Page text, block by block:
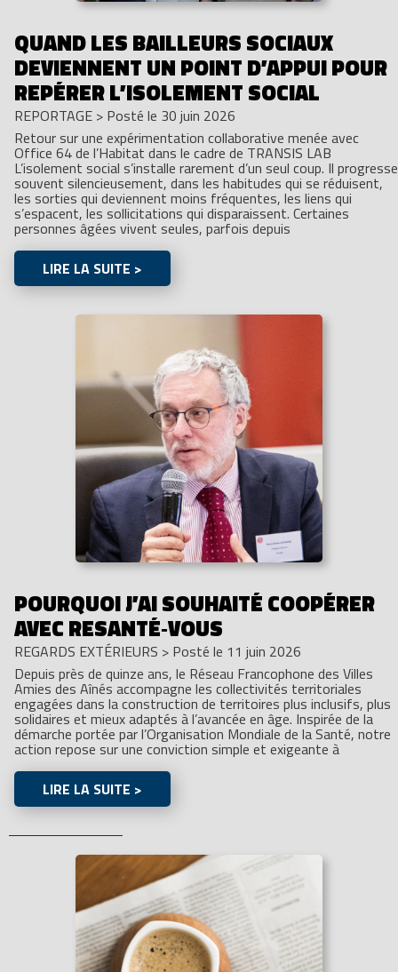
QUAND LES BAILLEURS SOCIAUX
DEVIENNENT UN POINT D’APPUI POUR
REPÉRER L’ISOLEMENT SOCIAL
REPORTAGE > Posté le 30 juin 2026
Retour sur une expérimentation collaborative menée avec
Office 64 de l’Habitat dans le cadre de TRANSIS LAB
L’isolement social s’installe rarement d’un seul coup. Il progresse
souvent silencieusement, dans les habitudes qui se réduisent,
les sorties qui deviennent moins fréquentes, les liens qui
s’espacent, les sollicitations qui disparaissent. Certaines
personnes âgées vivent seules, parfois depuis
LIRE LA SUITE >
POURQUOI J’AI SOUHAITÉ COOPÉRER
AVEC RESANTÉ‑VOUS
REGARDS EXTÉRIEURS > Posté le 11 juin 2026
Depuis près de quinze ans, le Réseau Francophone des Villes
Amies des Aînés accompagne les collectivités territoriales
engagées dans la construction de territoires plus inclusifs, plus
solidaires et mieux adaptés à l’avancée en âge. Inspirée de la
démarche portée par l’Organisation Mondiale de la Santé, notre
action repose sur une conviction simple et exigeante à
LIRE LA SUITE >